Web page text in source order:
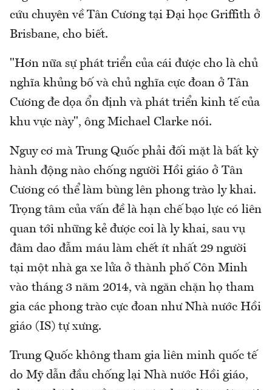
cứu chuyên về Tân Cương tại Đại học Griffith ở
Brisbane, cho biết.
"Hơn nữa sự phát triển của cái được cho là chủ
nghĩa khủng bố và chủ nghĩa cực đoan ở Tân
Cương đe dọa ổn định và phát triển kinh tế của
khu vực này", ông Michael Clarke nói.
Nguy cơ mà Trung Quốc phải đối mặt là bất kỳ
hành động nào chống người Hồi giáo ở Tân
Cương có thể làm bùng lên phong trào ly khai.
Trọng tâm của vấn đề là hạn chế bạo lực có liên
quan tới những kẻ được coi là ly khai, sau vụ
đâm dao đẫm máu làm chết ít nhất 29 người
tại một nhà ga xe lửa ở thành phố Côn Minh
vào tháng 3 năm 2014, và ngăn chặn họ tham
gia các phong trào cực đoan như Nhà nước Hồi
giáo (IS) tự xưng.
Trung Quốc không tham gia liên minh quốc tế
do Mỹ dẫn đầu chống lại Nhà nước Hồi giáo,